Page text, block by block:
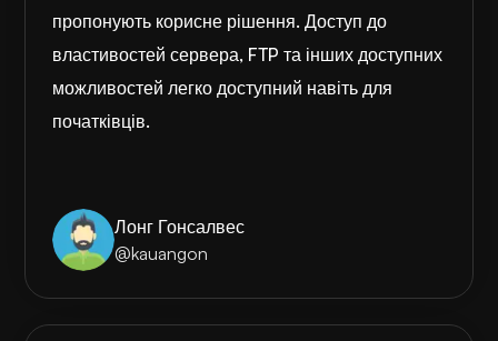
пропонують корисне рішення. Доступ до
властивостей сервера, FTP та інших доступних
можливостей легко доступний навіть для
початківців.
Лонг Гонсалвес
@kauangon